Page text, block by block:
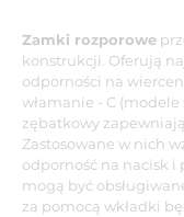
Zamki rozporowe
konstrukcji. Oferują
odporności na
włamanie - C
zębatkowy
Zastosowane w nich
odporność na nacisk i
mogą być
za pomocą wkładki